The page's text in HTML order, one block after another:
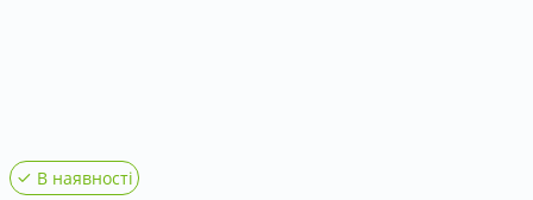
В наявності